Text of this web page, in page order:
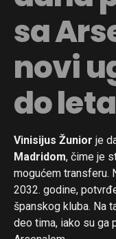
sa
novi
do
Vinisijus Žunior je
Madridom, čime je
mogućem transferu.
2032. godine,
španskog kluba. Na
deo tima, iako su ga